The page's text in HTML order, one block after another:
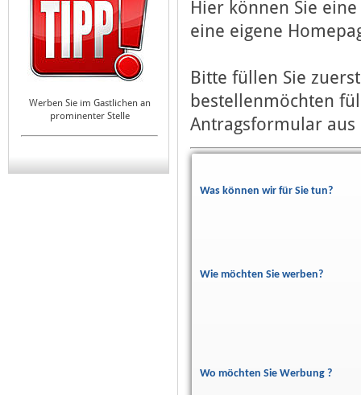
Werben Sie im Gastlichen an
prominenter Stelle
Hier können Sie
eine eigene
Bitte füllen Sie
bestellenmöchten
Antragsformular
Was können wir für Sie tun?
Wie möchten Sie werben?
Wo möchten Sie Werbung ?